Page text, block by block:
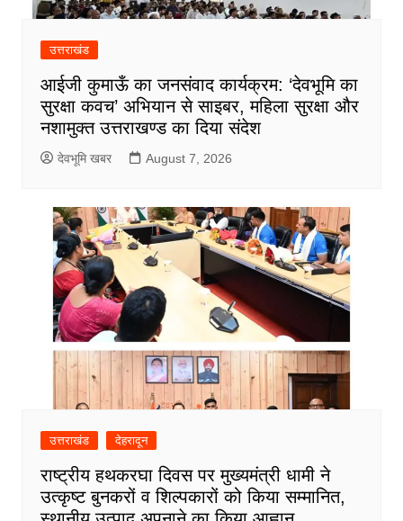
उत्तराखंड
आईजी कुमाऊँ का जनसंवाद कार्यक्रम: ‘देवभूमि का
सुरक्षा कवच’ अभियान से साइबर, महिला सुरक्षा और
नशामुक्त उत्तराखण्ड का दिया संदेश
देवभूमि खबर August 7, 2026
उत्तराखंड देहरादून
राष्ट्रीय हथकरघा दिवस पर मुख्यमंत्री धामी ने
उत्कृष्ट बुनकरों व शिल्पकारों को किया सम्मानित,